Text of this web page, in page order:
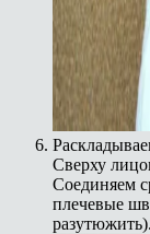
Сверху
Соединяем
плечевые
разутюжить).